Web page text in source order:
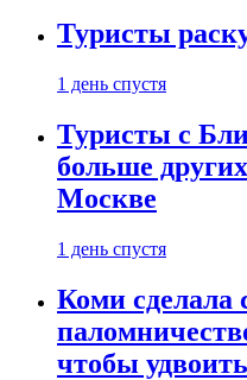
Туристы
1 день спустя
Туристы с
больше
Москве
1 день спустя
Коми сделала
чтобы